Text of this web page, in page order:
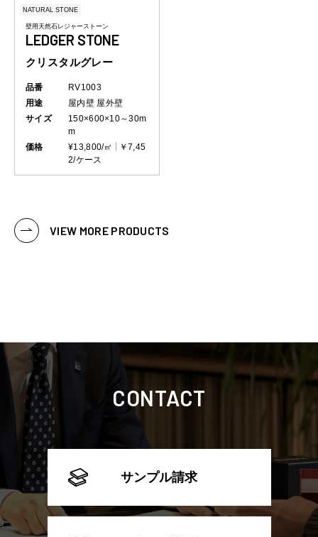
NATURAL STONE
壁用天然石レジャーストーン
LEDGER STONE
クリスタルグレー
品番
RV1003
用途
屋内壁 屋外壁
サイズ
150×600×10～30m
m
価格
¥13,800/㎡
￥7,45
2/ケース
VIEW MORE PRODUCTS
CONTACT
サンプル請求